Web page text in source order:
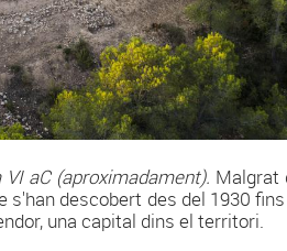
aC (aproximadament). Malgrat
s'han descobert des del 1930
una capital dins el territori.